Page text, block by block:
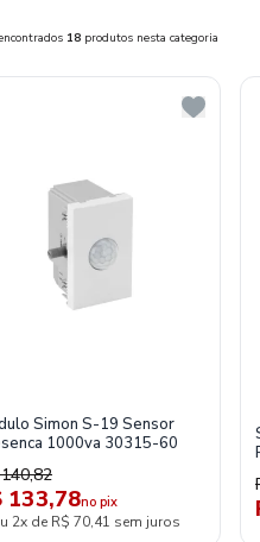
18 produtos nesta categoria
Simon S-19 Sensor
1000va 30315-60
133,78no pix
2x de R$ 70,41 sem juros